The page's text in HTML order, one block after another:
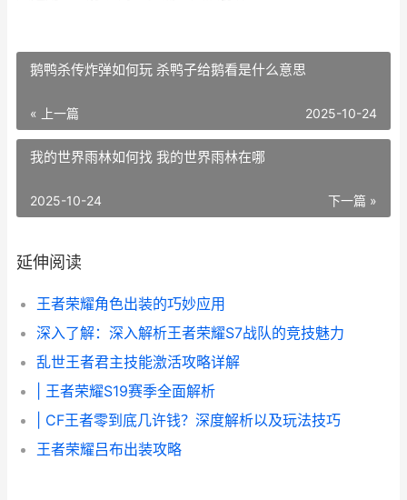
鹅鸭杀传炸弹如何玩 杀鸭子给鹅看是什么意思
« 上一篇 2025-10-24
我的世界雨林如何找 我的世界雨林在哪
下一篇 »
2025-10-24
延伸阅读
王者荣耀角色出装的巧妙应用
深入了解：深入解析王者荣耀S7战队的竞技魅力
乱世王者君主技能激活攻略详解
| 王者荣耀S19赛季全面解析
| CF王者零到底几许钱？深度解析以及玩法技巧
王者荣耀吕布出装攻略